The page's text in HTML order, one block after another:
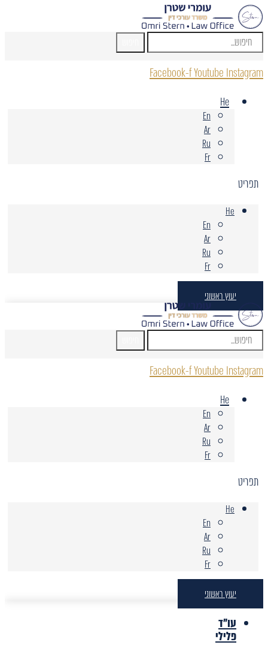
Facebook-fYoutube Instagram
He
En
Ar
Ru
Fr
תפריט
He
En
Ar
Ru
Fr
יעוץ ראשוני
Facebook-fYoutube Instagram
He
En
Ar
Ru
Fr
תפריט
He
En
Ar
Ru
Fr
יעוץ ראשוני
עו"ד
פלילי